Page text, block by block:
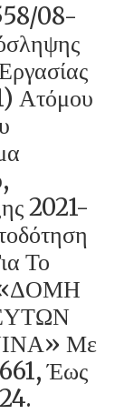
08-
Ατόμου
2021-
Το
«ΔΟΜΗ
Με
Έως